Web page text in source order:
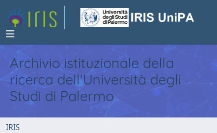
Archivio istituzionale della
ricerca dell'Università degli
Studi di Palermo
IRIS